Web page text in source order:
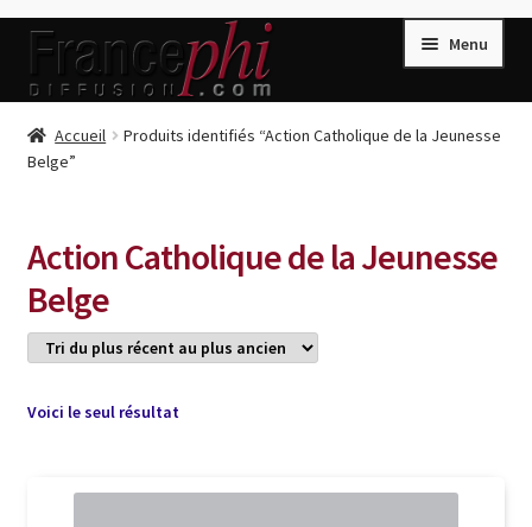
Aller
la
Aller
contenu
Menu
Accueil
Accueil
Compte
Conditions de Vente
Connection
Accueil
Produits identifiés “Action Catholique de la Jeunesse
Belge”
Action Catholique de la Jeunesse
Belge
Voici le seul résultat